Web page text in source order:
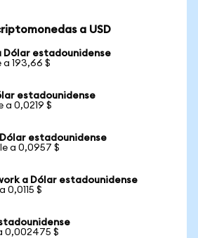
a USD
Dólar estadounidense
a 193,66 $
estadounidense
a 0,0219 $
estadounidense
a 0,0957 $
a Dólar estadounidense
0,0115 $
0,002475 $